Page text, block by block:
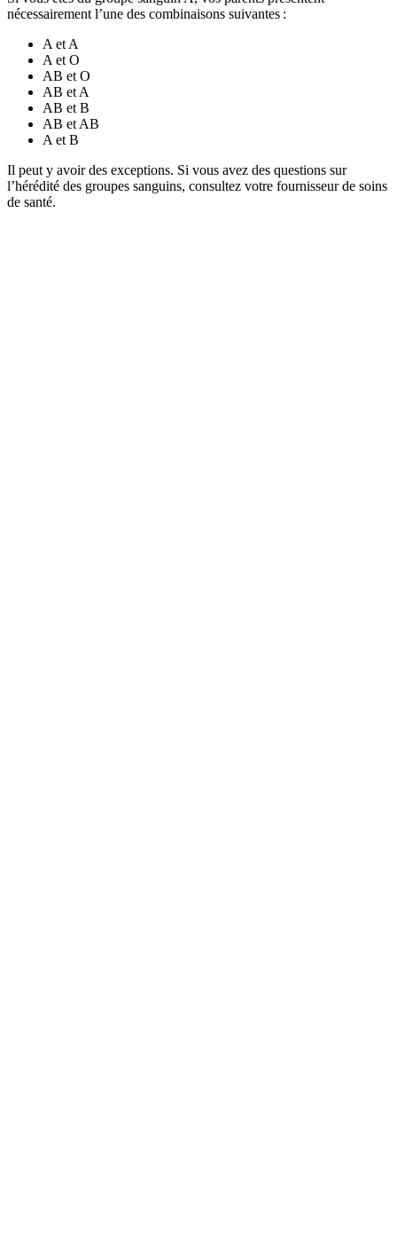
nécessairement l’une des combinaisons suivantes :
A et A
A et O
AB et O
AB et A
AB et B
AB et AB
A et B
Il peut y avoir des exceptions. Si vous avez des questions sur
l’hérédité des groupes sanguins, consultez votre fournisseur de soins
de santé.